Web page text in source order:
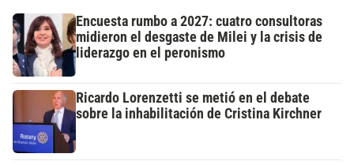
Encuesta rumbo a 2027: cuatro consultoras
midieron el desgaste de Milei y la crisis de
liderazgo en el peronismo
Ricardo Lorenzetti se metió en el debate
sobre la inhabilitación de Cristina Kirchner